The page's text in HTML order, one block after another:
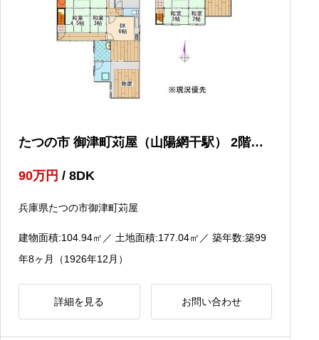
たつの市 御津町苅屋（山陽網干駅） 2階建
90万円 / 8DK
兵庫県たつの市御津町苅屋
建物面積:104.94㎡ ／ 土地面積:177.04㎡ ／ 築年数:築99
年8ヶ月（1926年12月）
詳細を見る お問い合わせ